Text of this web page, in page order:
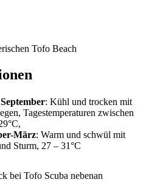
Tofo Beach
: Kühl und trocken mit
Tagestemperaturen zwischen
März: Warm und schwül mit
Sturm, 27 – 31°C
bei Tofo Scuba nebenan